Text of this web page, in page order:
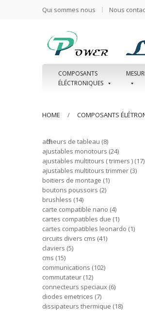
Qui sommes nous Nous
COMPOSANTS
ÉLÉCTRONIQUES
HOME COMPOSANTS
afficheurs de tableau 8
ajustables monotours 24
ajustables multitours ( trimers ) 17
ajustables multitours trimmer 3
boitiers de montage 1
boutons poussoirs 2
brushless 14
carte compatible nano 4
cartes compatibles due 1
cartes compatibles leonardo 1
circuits divers cms 41
claviers 5
cms 15
communications 102
commutateur 12
connecteurs speciaux 6
diodes emetrices 7
dissipateurs thermique 18